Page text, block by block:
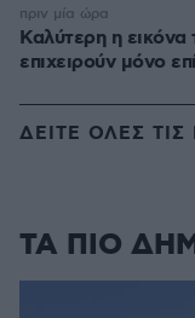
Καλύτερη η
επιχειρούν μόνο
πριν μία ώρα
ΔΕΙΤΕ ΟΛΕΣ ΤΙΣ
ΤΑ ΠΙΟ